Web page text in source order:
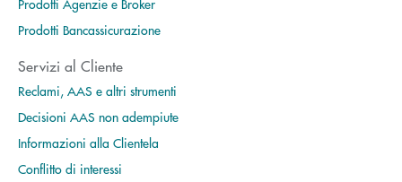
Prodotti Agenzie e Broker
Prodotti Bancassicurazione
Servizi al Cliente
Reclami, AAS e altri strumenti
Decisioni AAS non adempiute
Informazioni alla Clientela
Conflitto di interessi